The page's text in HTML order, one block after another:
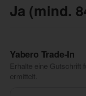
Ja (mind.
Yabero Trade‑In
Erhalte eine Gutschrift
ermittelt.